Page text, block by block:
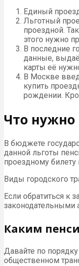
Единый
Льготный
проездной.
этого нужно
В последние
данные,
карты её
В Москве
купить
рождении.
Что нужно
В бюджете
данной льготы
проездному
Виды городского
Если обратиться к
законодательными
Каким
Давайте по
общественном